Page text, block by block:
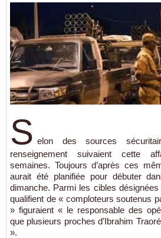
S elon des sources
renseignement suivaient cette
semaines. Toujours d’après ces
aurait été planifiée pour débuter
dimanche. Parmi les cibles
qualifient de « comploteurs soutenus
» figuraient « le responsable des
que plusieurs proches d’Ibrahim
».